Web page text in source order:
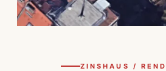
ZINSHAUS /